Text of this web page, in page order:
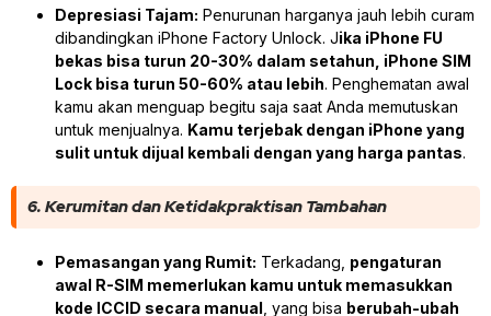
Depresiasi Tajam: Penurunan harganya jauh lebih curam
dibandingkan iPhone Factory Unlock. Jika iPhone FU
bekas bisa turun 20-30% dalam setahun, iPhone SIM
Lock bisa turun 50-60% atau lebih. Penghematan awal
kamu akan menguap begitu saja saat Anda memutuskan
untuk menjualnya. Kamu terjebak dengan iPhone yang
sulit untuk dijual kembali dengan yang harga pantas.
6. Kerumitan dan Ketidakpraktisan Tambahan
Pemasangan yang Rumit: Terkadang, pengaturan
awal R-SIM memerlukan kamu untuk memasukkan
kode ICCID secara manual , yang bisa berubah-ubah